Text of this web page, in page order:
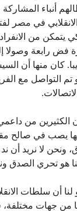
أنباء
في مصر
لكي يتمكن من
فض رابعة
كان منها أن
مع
الكثيرين من
يصب في صالح
ونحن لا نريد
هو تحري الصدق
لنا أن سلطات
جهات مختلفة،